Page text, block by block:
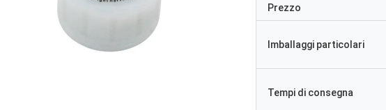
Prezzo
Imballaggi particolari
Tempi di consegna